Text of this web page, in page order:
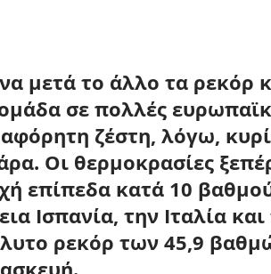
μετά το άλλο τα
σε πολλές
ζέστη, λόγω,
Οι θερμοκρασίες
επίπεδα κατά 10
Ισπανία, την Ιταλία
ρεκόρ των 45,9